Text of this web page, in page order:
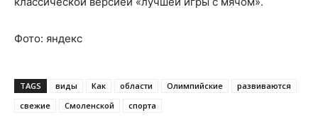
Фото: яндекс
TAGS виды Как области Олимпийские
развиваются
свежие
Смоленской спорта